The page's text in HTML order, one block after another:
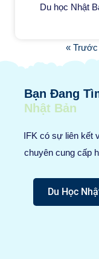
Du học Nhật
« Trước
Bạn Đang
Nhật Bản
IFK có sự liên kết
chuyên cung cấp
Du Học